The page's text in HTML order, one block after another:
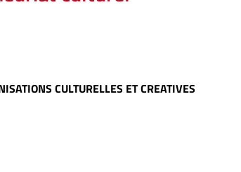
CULTURELLES ET CREATIVES